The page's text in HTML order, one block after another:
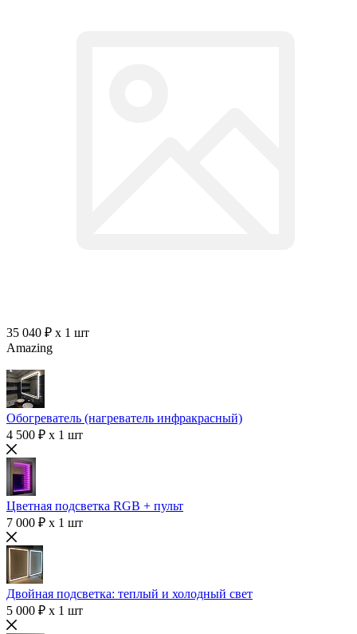
35 040 ₽ x 1 шт
Amazing
Обогреватель (нагреватель инфракрасный)
4 500 ₽ x 1 шт
Цветная подсветка RGB + пульт
7 000 ₽ x 1 шт
Двойная подсветка: теплый и холодный свет
5 000 ₽ x 1 шт